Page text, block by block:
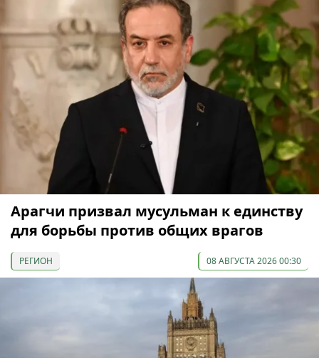
Арагчи призвал мусульман к единству
для борьбы против общих врагов
РЕГИОН 08 АВГУСТА 2026 00:30